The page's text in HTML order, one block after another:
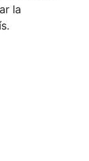
la